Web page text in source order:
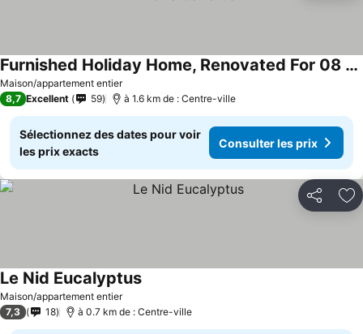
Maison/appartement entier
Furnished Holiday Home, Renovated For 08 People In Brive La Gaillarde
Consulter les prix
8,7 Excellent 59 à 1.6 km de : Centre-ville
Sélectionnez des dates pour voir
les prix exacts
Consulter les prix
Partager
Maison/appartement entier
Le Nid EucalyptusConsulter les prix
7,3 18 à 0.7 km de : Centre-ville